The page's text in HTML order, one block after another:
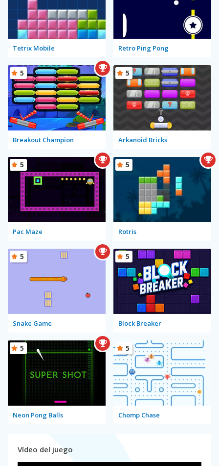
Tetrix Mobile Retro Ping Pong
Breakout Champion
5
Arkanoid Bricks
5
Pac Maze
5
Rotris
5
Snake Game
5
Block Breaker
5
Neon Pong Balls
5
Chomp Chase
5
Vídeo del juego